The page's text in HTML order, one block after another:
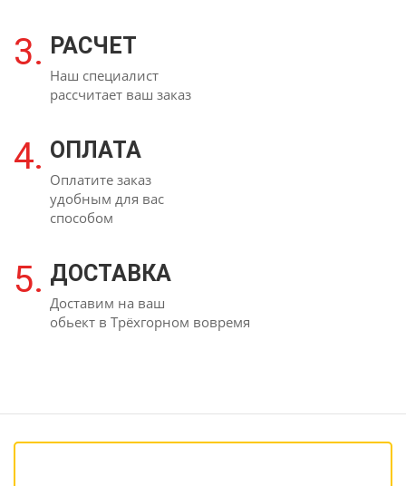
3. РАСЧЕТ
Наш специалист
рассчитает ваш заказ
4. ОПЛАТА
Оплатите заказ
удобным для вас
способом
5. ДОСТАВКА
Доставим на ваш
обьект в Трёхгорном вовремя